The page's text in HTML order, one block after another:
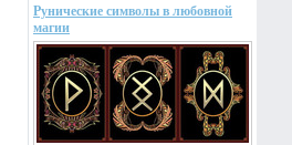
Рунические символы в любовной
магии